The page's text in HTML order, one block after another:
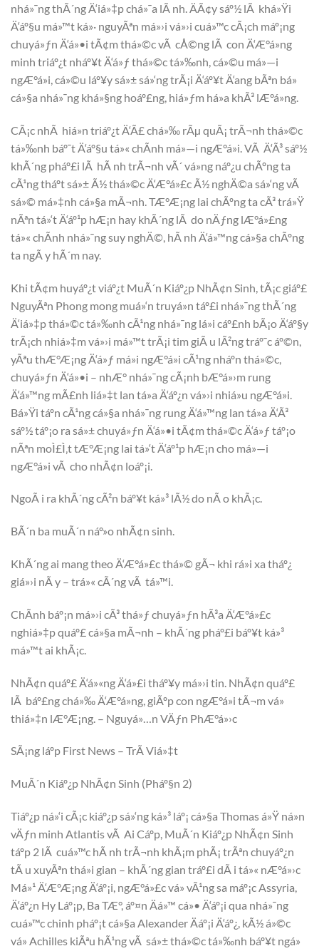
nhá»¯ng thÃ´ng Ä‘iá»‡p chá»¯a lÃ nh. ÄÃ¢y sáº½ lÃ khá»Ÿi
Ä‘áº§u má»™t ká»· nguyÃªn má»›i vá»›i cuá»™c cÃ¡ch máº¡ng
chuyá»ƒn Ä‘á»•i tÃ¢m thá»©c vÃ cÅ©ng lÃ con Ä‘Æ°á»ng
minh triáº¿t nháº¥t Ä‘á»ƒ thá»©c tá»‰nh, cá»©u má»—i
ngÆ°á»i, cá»©u láº¥y sá»± sá»‘ng trÃ¡i Ä‘áº¥t Ä‘ang bÃªn bá»
cá»§a nhá»¯ng khá»§ng hoáº£ng, hiá»ƒm há»a khÃ³ lÆ°á»ng.
CÃ¡c nhÃ hiá»n triáº¿t Ä‘Ã£ chá»‰ rÃµ quÃ¡ trÃ¬nh thá»©c
tá»‰nh báº¯t Ä‘áº§u tá»« chÃ­nh má»—i ngÆ°á»i. VÃ Ä‘Ã³ sáº½
khÃ´ng pháº£i lÃ hÃ nh trÃ¬nh vÃ´ vá»ng náº¿u chÃºng ta
cÃ¹ng tháº­t sá»± Ã½ thá»©c Ä‘Æ°á»£c Ã½ nghÄ©a sá»‘ng vÃ
sá»© má»‡nh cá»§a mÃ¬nh. TÆ°Æ¡ng lai chÃºng ta cÃ³ trá»Ÿ
nÃªn tá»‘t Ä‘áº¹p hÆ¡n hay khÃ´ng lÃ do nÄƒng lÆ°á»£ng
tá»« chÃ­nh nhá»¯ng suy nghÄ©, hÃ nh Ä‘á»™ng cá»§a chÃºng
ta ngÃ y hÃ´m nay.
Khi tÃ¢m huyáº¿t viáº¿t MuÃ´n Kiáº¿p NhÃ¢n Sinh, tÃ¡c giáº£
NguyÃªn Phong mong muá»‘n truyá»n táº£i nhá»¯ng thÃ´ng
Ä‘iá»‡p thá»©c tá»‰nh cÃ¹ng nhá»¯ng lá»i cáº£nh bÃ¡o Ä‘áº§y
trÃ¡ch nhiá»‡m vá»›i má»™t trÃ¡i tim giÃ u lÃ²ng tráº¯c áº©n,
yÃªu thÆ°Æ¡ng Ä‘á»ƒ má»i ngÆ°á»i cÃ¹ng nháº­n thá»©c,
chuyá»ƒn Ä‘á»•i – nhÆ° nhá»¯ng cÃ¡nh bÆ°á»›m rung
Ä‘á»™ng mÃ£nh liá»‡t lan tá»a Ä‘áº¿n vá»›i nhiá»u ngÆ°á»i.
Bá»Ÿi táº­n cÃ¹ng cá»§a nhá»¯ng rung Ä‘á»™ng lan tá»a Ä‘Ã³
sáº½ táº¡o ra sá»± chuyá»ƒn Ä‘á»•i tÃ¢m thá»©c Ä‘á»ƒ táº¡o
nÃªn moÌ£Ì‚t tÆ°Æ¡ng lai tá»‘t Ä‘áº¹p hÆ¡n cho má»—i
ngÆ°á»i vÃ cho nhÃ¢n loáº¡i.
NgoÃ i ra khÃ´ng cÃ²n báº¥t ká»³ lÃ½ do nÃ o khÃ¡c.
BÃ´n ba muÃ´n náº»o nhÃ¢n sinh.
KhÃ´ng ai mang theo Ä‘Æ°á»£c thá»© gÃ¬ khi rá»i xa tháº¿
giá»›i nÃ y – trá»« cÃ´ng vÃ tá»™i.
ChÃ­nh báº¡n má»›i cÃ³ thá»ƒ chuyá»ƒn hÃ³a Ä‘Æ°á»£c
nghiá»‡p quáº£ cá»§a mÃ¬nh – khÃ´ng pháº£i báº¥t ká»³
má»™t ai khÃ¡c.
NhÃ¢n quáº£ Ä‘á»«ng Ä‘á»£i tháº¥y má»›i tin. NhÃ¢n quáº£
lÃ báº£ng chá»‰ Ä‘Æ°á»ng, giÃºp con ngÆ°á»i tÃ¬m vá»
thiá»‡n lÆ°Æ¡ng. – Nguyá»…n VÄƒn PhÆ°á»›c
SÃ¡ng láº­p First News – TrÃ­ Viá»‡t
MuÃ´n Kiáº¿p NhÃ¢n Sinh (Pháº§n 2)
Tiáº¿p ná»‘i cÃ¡c kiáº¿p sá»‘ng ká»³ láº¡ cá»§a Thomas á»Ÿ ná»n
vÄƒn minh Atlantis vÃ Ai Cáº­p, MuÃ´n Kiáº¿p NhÃ¢n Sinh
táº­p 2 lÃ cuá»™c hÃ nh trÃ¬nh khÃ¡m phÃ¡ trÃªn chuyáº¿n
tÃ u xuyÃªn thá»i gian – khÃ´ng gian tráº£i dÃ i tá»« nÆ°á»›c
Má»¹ Ä‘Æ°Æ¡ng Ä‘áº¡i, ngÆ°á»£c vá» vÃ¹ng sa máº¡c Assyria,
Ä‘áº¿n Hy Láº¡p, Ba TÆ°, áº¤n Äá»™ cá»• Ä‘áº¡i qua nhá»¯ng
cuá»™c chinh pháº¡t cá»§a Alexander Äáº¡i Ä‘áº¿, kÃ½ á»©c
vá» Achilles kiÃªu hÃ¹ng vÃ sá»± thá»©c tá»‰nh báº¥t ngá»